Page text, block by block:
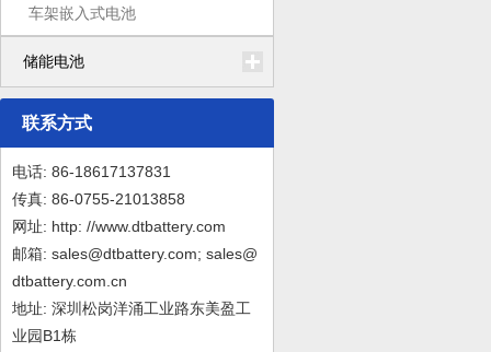
车架嵌入式电池
储能电池
联系方式
电话: 86-18617137831
传真: 86-0755-21013858
网址: http: //www.dtbattery.com
邮箱: sales@dtbattery.com; sales@
dtbattery.com.cn
地址: 深圳松岗洋涌工业路东美盈工
业园B1栋